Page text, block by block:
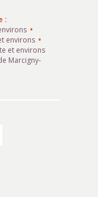
:
environs
et environs
Marcigny-